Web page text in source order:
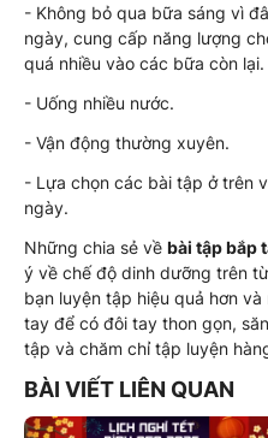
- Không bỏ qua bữa sáng vì
ngày, cung cấp năng lượng
quá nhiều vào các bữa còn lại.
- Uống nhiều nước.
- Vận động thường xuyên.
- Lựa chọn các bài tập ở trên
ngày.
Những chia sẻ về bài tập bắp
ý về chế độ dinh dưỡng trên từ
bạn luyện tập hiệu quả hơn
tay để có đôi tay thon gọn,
tập và chăm chỉ tập luyện
BÀI VIẾT LIÊN QUAN